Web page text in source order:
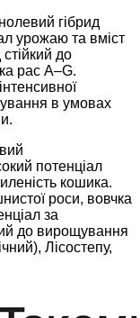
гібрид
урожаю та вміст
до
рас A–G.
в умовах
потенціал
кошика.
роси, вовчка
за
до вирощування
Лісостепу,